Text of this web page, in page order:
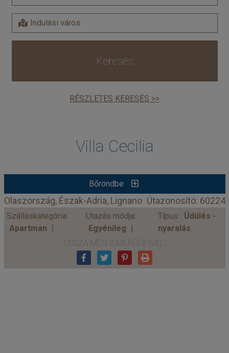
Keresés
RÉSZLETES KERESÉS >>
Villa Cecilia
Bőröndbe
Olaszország, Észak-Adria, Lignano Útazonosító: 60224
Szálláskategória:
Apartman
Utazás módja:
Egyénileg
Típus: Üdülés -
nyaralás
OSSZA MEG ISMERŐSEIVEL: